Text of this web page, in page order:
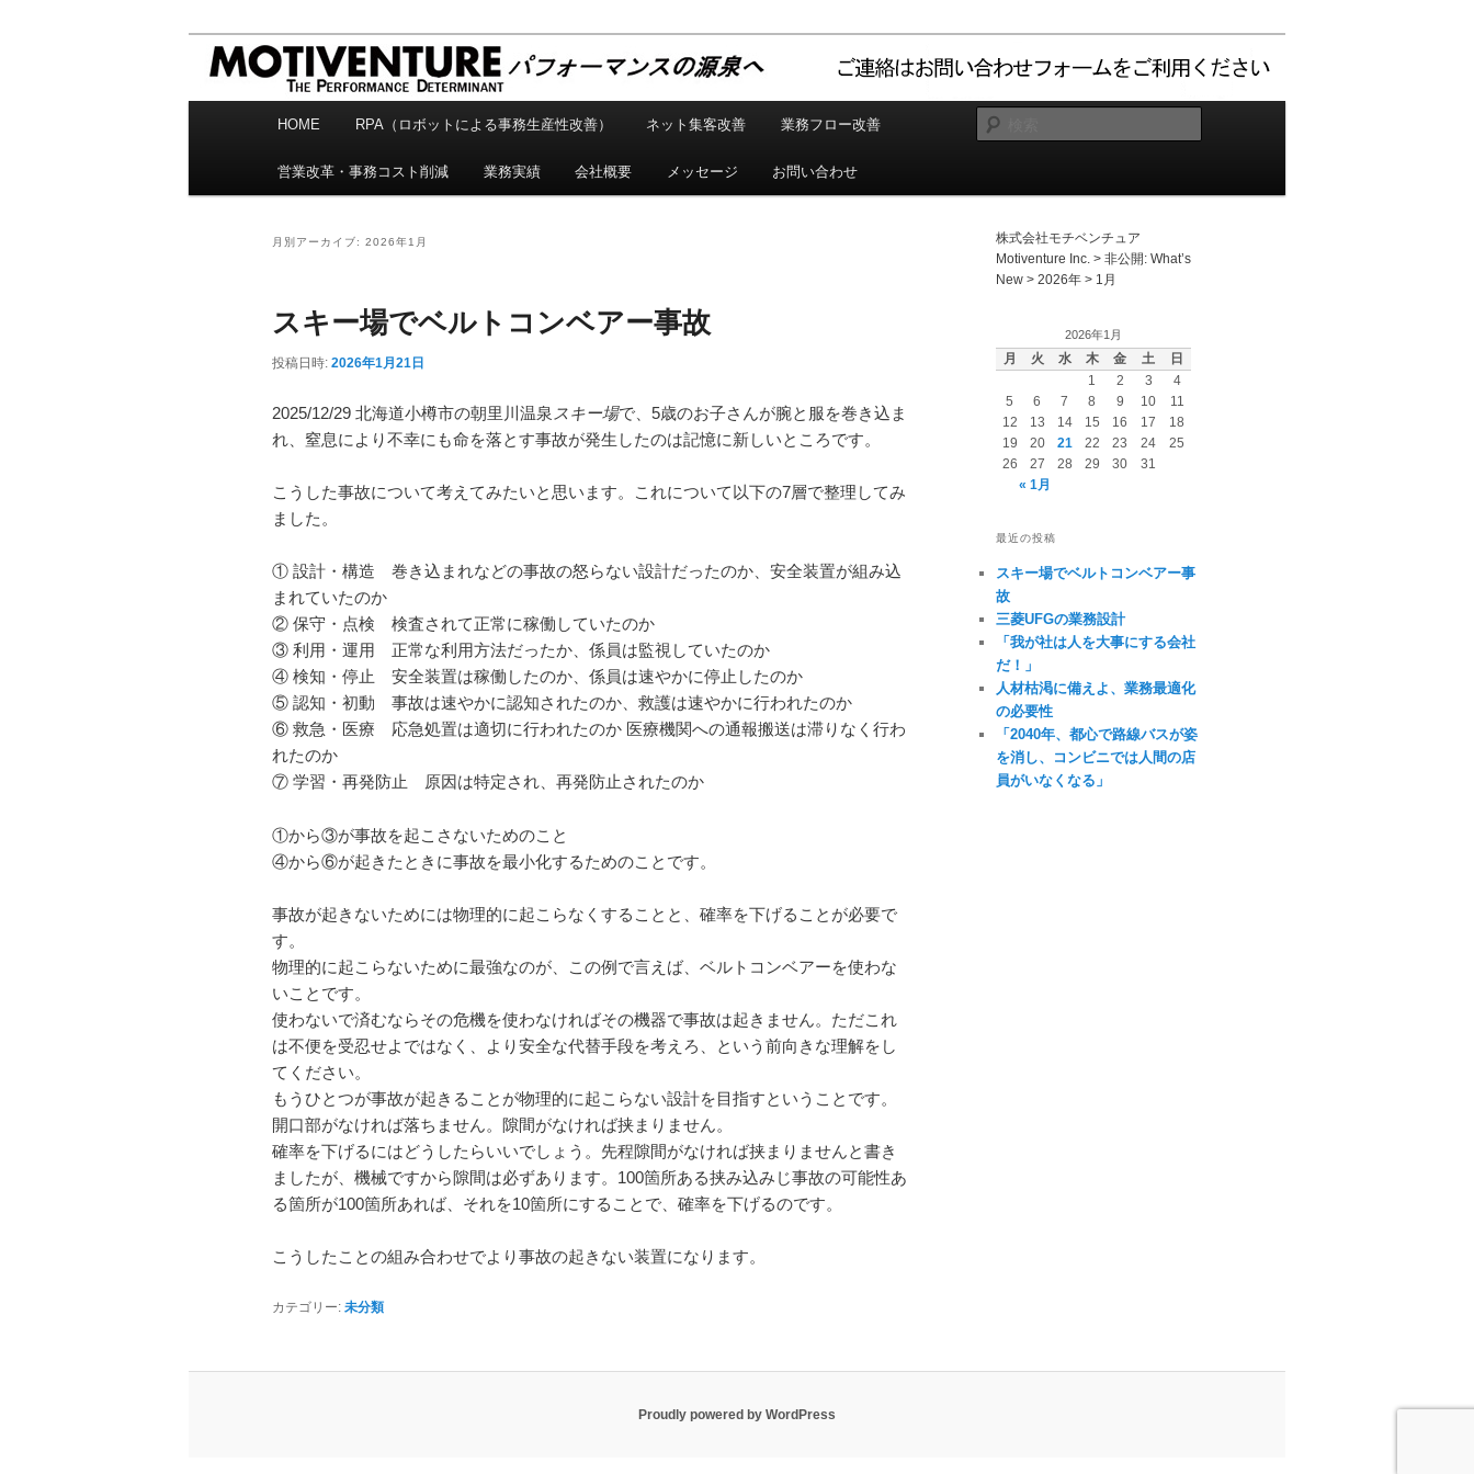
株式会社モチベンチュア Motiventure Inc.
企業活動を進化させるITコンサルティング企業
イ
HOME RPA（ロボットによる事務生産性改善） ネット集客改善 業務フロー改善
営業改革・事務コスト削減 業務実績 会社概要 メッセージ お問い合わせ
月別アーカイブ: 2026年1月
スキー場でベルトコンベアー事故
投稿日時: 2026年1月21日
2025/12/29 北海道小樽市の朝里川温泉 スキー場で、5歳のお子さんが腕と服を巻き込ま
れ、窒息により不幸にも命を落とす事故が発生したのは記憶に新しいところです。
こうした事故について考えてみたいと思います。これについて以下の7層で整理してみ
ました。
① 設計・構造 巻き込まれなどの事故の怒らない設計だったのか、安全装置が組み込
まれていたのか
② 保守・点検 検査されて正常に稼働していたのか
③ 利用・運用 正常な利用方法だったか、係員は監視していたのか
④ 検知・停止 安全装置は稼働したのか、係員は速やかに停止したのか
⑤ 認知・初動 事故は速やかに認知されたのか、救護は速やかに行われたのか
⑥ 救急・医療 応急処置は適切に行われたのか 医療機関への通報搬送は滞りなく行わ
れたのか
⑦ 学習・再発防止 原因は特定され、再発防止されたのか
①から③が事故を起こさないためのこと
④から⑥が起きたときに事故を最小化するためのことです。
事故が起きないためには物理的に起こらなくすることと、確率を下げることが必要で
す。
物理的に起こらないために最強なのが、この例で言えば、ベルトコンベアーを使わな
いことです。
使わないで済むならその危機を使わなければその機器で事故は起きません。ただこれ
は不便を受忍せよではなく、より安全な代替手段を考えろ、という前向きな理解をし
てください。
もうひとつが事故が起きることが物理的に起こらない設計を目指すということです。
開口部がなければ落ちません。隙間がなければ挟まりません。
確率を下げるにはどうしたらいいでしょう。先程隙間がなければ挟まりませんと書き
ましたが、機械ですから隙間は必ずあります。100箇所ある挟み込みじ事故の可能性あ
る箇所が100箇所あれば、それを10箇所にすることで、確率を下げるのです。
こうしたことの組み合わせでより事故の起きない装置になります。
カテゴリー: 未分類
株式会社モチベンチュア
Motiventure Inc. > 非公開: What’s
New > 2026年 > 1月
2026年1月
月 火 水 木 金 土
日
1
2 3
4
5
6 7 8 9 10
11
12
13 14 15 16 17
18
19
20 21 22 23 24
25
26
27 28 29 30
31
« 1月
最近の投稿
スキー場でベルトコンベアー事
故
三菱UFGの業務設計
「我が社は人を大事にする会社
だ！」
人材枯渇に備えよ、業務最適化
の必要性
「2040年、都心で路線バスが姿
を消し、コンビニでは人間の店
員がいなくなる」
Proudly powered by WordPress